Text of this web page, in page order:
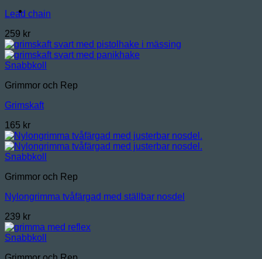
Lead chain
259 kr
Snabbkoll
Grimmor och Rep
Grimskaft
165 kr
Snabbkoll
Grimmor och Rep
Nylongrimma tvåfärgad med ställbar nosdel
239 kr
Snabbkoll